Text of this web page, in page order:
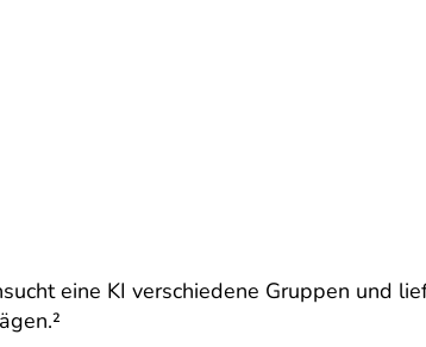
eine KI verschiedene Gruppen und